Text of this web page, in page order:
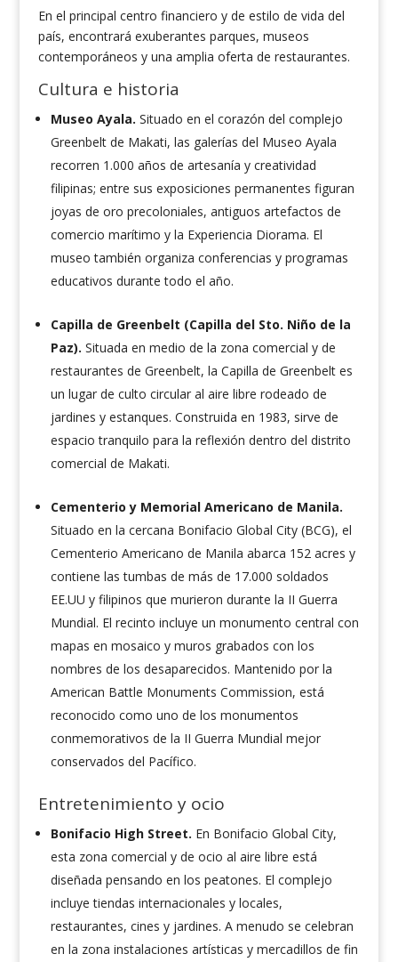
En el principal centro financiero y de estilo de vida del
país, encontrará exuberantes parques, museos
contemporáneos y una amplia oferta de restaurantes.
Cultura e historia
Museo Ayala. Situado en el corazón del complejo
Greenbelt de Makati, las galerías del Museo Ayala
recorren 1.000 años de artesanía y creatividad
filipinas; entre sus exposiciones permanentes figuran
joyas de oro precoloniales, antiguos artefactos de
comercio marítimo y la Experiencia Diorama. El
museo también organiza conferencias y programas
educativos durante todo el año.
Capilla de Greenbelt (Capilla del Sto. Niño de la
Paz). Situada en medio de la zona comercial y de
restaurantes de Greenbelt, la Capilla de Greenbelt es
un lugar de culto circular al aire libre rodeado de
jardines y estanques. Construida en 1983, sirve de
espacio tranquilo para la reflexión dentro del distrito
comercial de Makati.
Cementerio y Memorial Americano de Manila.
Situado en la cercana Bonifacio Global City (BCG), el
Cementerio Americano de Manila abarca 152 acres y
contiene las tumbas de más de 17.000 soldados
EE.UU y filipinos que murieron durante la II Guerra
Mundial. El recinto incluye un monumento central con
mapas en mosaico y muros grabados con los
nombres de los desaparecidos. Mantenido por la
American Battle Monuments Commission, está
reconocido como uno de los monumentos
conmemorativos de la II Guerra Mundial mejor
conservados del Pacífico.
Entretenimiento y ocio
Bonifacio High Street. En Bonifacio Global City,
esta zona comercial y de ocio al aire libre está
diseñada pensando en los peatones. El complejo
incluye tiendas internacionales y locales,
restaurantes, cines y jardines. A menudo se celebran
en la zona instalaciones artísticas y mercadillos de fin